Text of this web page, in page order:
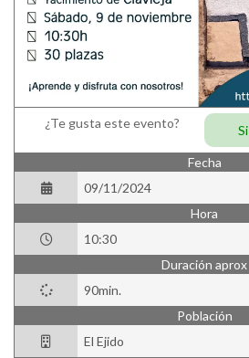
¿Te gusta este evento? Si
Fecha
09/11/2024
Hora
10:30
Duración aprox
90min.
Población
El Ejido